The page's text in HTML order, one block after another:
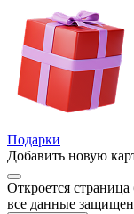
Подарки
Добавить новую
Откроется
все данные